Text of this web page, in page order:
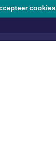
cookies